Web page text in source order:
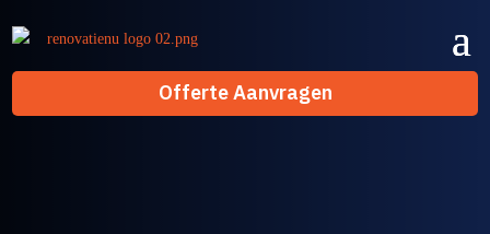
Offerte Aanvragen